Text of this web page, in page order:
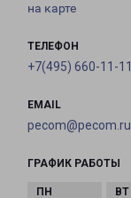
на карте
ТЕЛЕФОН
+7(495) 660-11-11
EMAIL
pecom@pecom.ru
ГРАФИК РАБОТЫ